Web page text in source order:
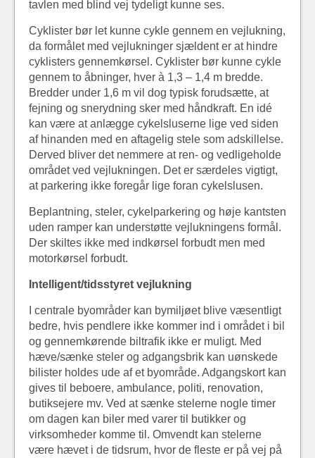
tavlen med blind vej tydeligt kunne ses.
Cyklister bør let kunne cykle gennem en vejlukning,
da formålet med vejlukninger sjældent er at hindre
cyklisters gennemkørsel. Cyklister bør kunne cykle
gennem to åbninger, hver à 1,3 – 1,4 m bredde.
Bredder under 1,6 m vil dog typisk forudsætte, at
fejning og snerydning sker med håndkraft. En idé
kan være at anlægge cykelsluserne lige ved siden
af hinanden med en aftagelig stele som adskillelse.
Derved bliver det nemmere at ren- og vedligeholde
området ved vejlukningen. Det er særdeles vigtigt,
at parkering ikke foregår lige foran cykelslusen.
Beplantning, steler, cykelparkering og høje kantsten
uden ramper kan understøtte vejlukningens formål.
Der skiltes ikke med indkørsel forbudt men med
motorkørsel forbudt.
Intelligent/tidsstyret vejlukning
I centrale byområder kan bymiljøet blive væsentligt
bedre, hvis pendlere ikke kommer ind i området i bil
og gennemkørende biltrafik ikke er muligt. Med
hæve/sænke steler og adgangsbrik kan uønskede
bilister holdes ude af et byområde. Adgangskort kan
gives til beboere, ambulance, politi, renovation,
butiksejere mv. Ved at sænke stelerne nogle timer
om dagen kan biler med varer til butikker og
virksomheder komme til. Omvendt kan stelerne
være hævet i de tidsrum, hvor de fleste er på vej på